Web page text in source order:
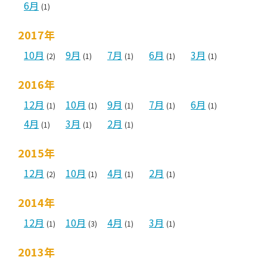
6月 (1)
2017年
10月 (2) 9月 (1) 7月 (1) 6月 (1) 3月 (1)
2016年
12月 (1) 10月 (1) 9月 (1) 7月 (1) 6月 (1)
4月 (1) 3月 (1) 2月 (1)
2015年
12月 (2) 10月 (1) 4月 (1) 2月 (1)
2014年
12月 (1) 10月 (3) 4月 (1) 3月 (1)
2013年